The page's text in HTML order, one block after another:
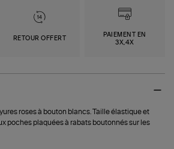
RETOUR OFFERT
PAIEMENT EN
3X,4X
roses à bouton blancs. Taille élastique et
poches plaquées à rabats boutonnés sur les